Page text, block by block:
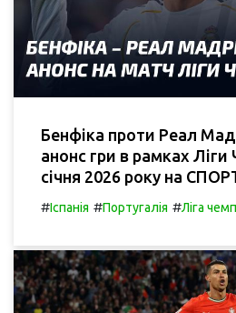
Бенфіка проти Реал
анонс гри в рамках Ліги
січня 2026 року на
#Іспанія #Португалія #Ліга